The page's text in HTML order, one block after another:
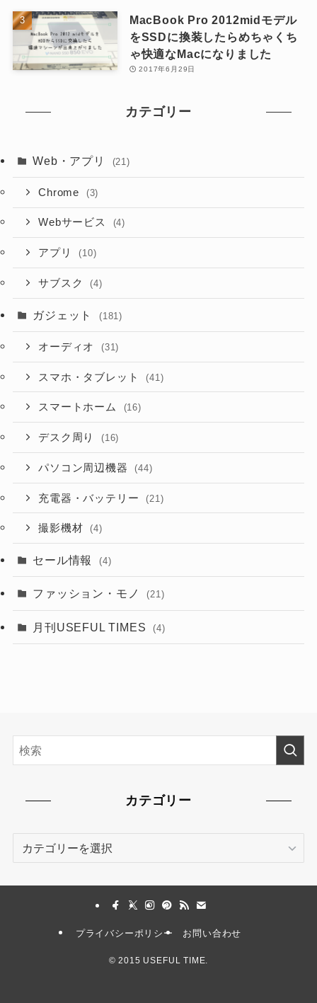
MacBook Pro 2012midモデル
をSSDに換装したらめちゃくち
ゃ快適なMacになりました
2017年6月29日
カテゴリー
Web・アプリ (21)
Chrome (3)
Webサービス (4)
アプリ (10)
サブスク (4)
ガジェット (181)
オーディオ (31)
スマホ・タブレット (41)
スマートホーム (16)
デスク周り (16)
パソコン周辺機器 (44)
充電器・バッテリー (21)
撮影機材 (4)
セール情報 (4)
ファッション・モノ (21)
月刊USEFUL TIMES (4)
カテゴリー
プライバシーポリシー お問い合わせ
© 2015 USEFUL TIME.